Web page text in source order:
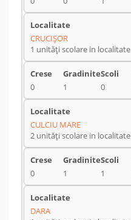
CRUCIŞOR
1 unități scolare in localitate
0 1 0
CULCIU MARE
2 unități scolare in localitate
0 1 1
DARA